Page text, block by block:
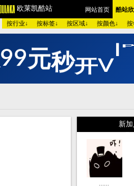
欧莱凯酷站 网站首页 酷站
按行业↓
按标签↓ 按区域↓ 按颜色↓ 按
图 库： 欧美酷图 平面设计 艺术摄影
颜 色 >> 黑色酷站 白色酷站
家用电器
红色模板
服务团队 网站建设
99元秒开VI
新